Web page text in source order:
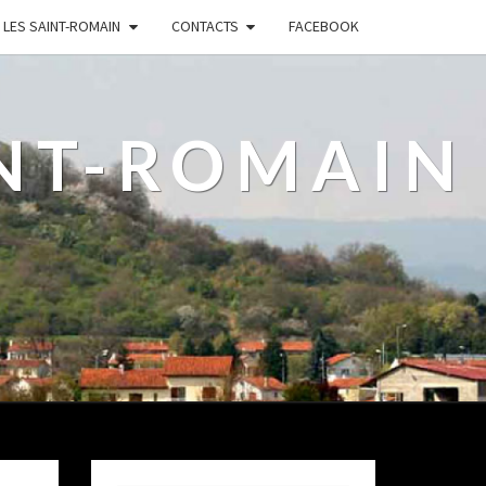
LES SAINT-ROMAIN CONTACTS FACEBOOK
ROMAIN